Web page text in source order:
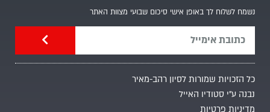
נשמח לשלוח לך באופן אישי סיכום שבועי מצוות האתר
כל הזכויות שמורות לסיון רהב-מאיר
נבנה ע"י סטודיו האייל
מדיניות פרטיות